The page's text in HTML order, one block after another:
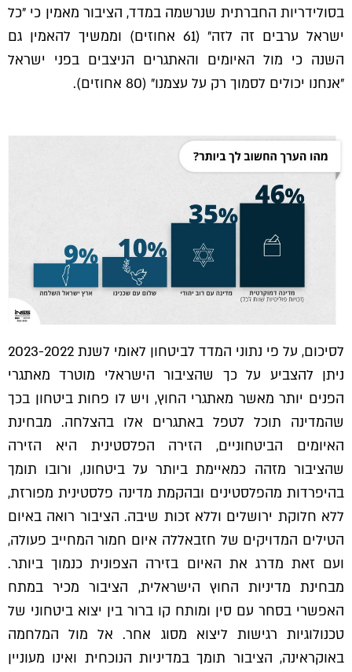
בסולידריות החברתית שנרשמה במדד, הציבור מאמין כי ״כל
ישראל ערבים זה לזה״ (61 אחוזים) וממשיך להאמין גם
השנה כי מול האיומים והאתגרים הניצבים בפני ישראל
״אנחנו יכולים לסמוך רק על עצמנו״ (80 אחוזים).
לסיכום, על פי נתוני המדד לביטחון לאומי לשנת 2023-2022
ניתן להצביע על כך שהציבור הישראלי מוטרד מאתגרי
הפנים יותר מאשר מאתגרי החוץ, ויש לו פחות ביטחון בכך
שהמדינה תוכל לטפל באתגרים אלו בהצלחה. מבחינת
האיומים הביטחוניים, הזירה הפלסטינית היא הזירה
שהציבור מזהה כמאיימת ביותר על ביטחונו, ורובו תומך
בהיפרדות מהפלסטינים ובהקמת מדינה פלסטינית מפורזת,
ללא חלוקת ירושלים וללא זכות שיבה. הציבור רואה באיום
הטילים המדויקים של חזבאללה איום חמור המחייב פעולה,
ועם זאת מדרג את האיום בזירה הצפונית כנמוך ביותר.
מבחינת מדיניות החוץ הישראלית, הציבור מכיר במתח
האפשרי בסחר עם סין ומותח קו ברור בין יצוא ביטחוני של
טכנולוגיות רגישות ליצוא מסוג אחר. אל מול המלחמה
באוקראינה, הציבור תומך במדיניות הנוכחית ואינו מעוניין